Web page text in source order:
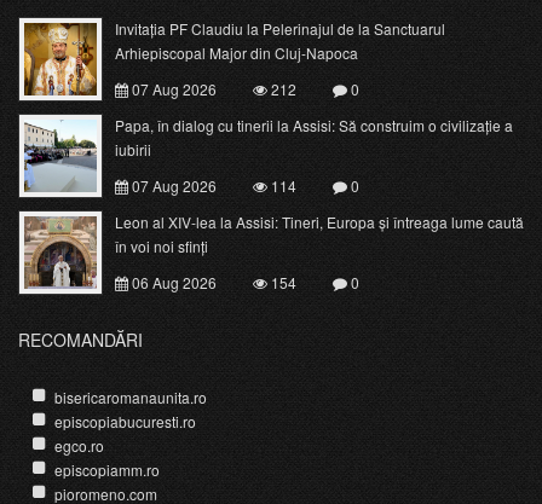
Invitația PF Claudiu la Pelerinajul de la Sanctuarul
Arhiepiscopal Major din Cluj-Napoca
07 Aug 2026
212
0
Papa, în dialog cu tinerii la Assisi: Să construim o civilizație a
iubirii
07 Aug 2026
114
0
Leon al XIV-lea la Assisi: Tineri, Europa și întreaga lume caută
în voi noi sfinți
06 Aug 2026
154 0
RECOMANDĂRI
bisericaromanaunita.ro
episcopiabucuresti.ro
egco.ro
episcopiamm.ro
pioromeno.com